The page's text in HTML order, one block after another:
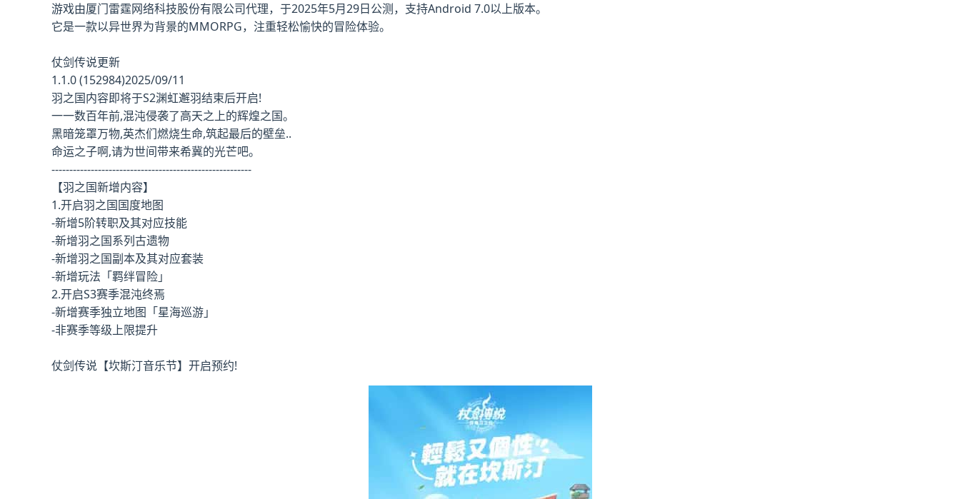
游戏由厦门雷霆网络科技股份有限公司代理，于2025年5月29日公测，支持Android 7.0以上版本。
它是一款以异世界为背景的MMORPG，注重轻松愉快的冒险体验。
仗剑传说更新
1.1.0 (152984)2025/09/11
羽之国内容即将于S2渊虹邂羽结束后开启!
一一数百年前,混沌侵袭了高天之上的辉煌之国。
黑暗笼罩万物,英杰们燃烧生命,筑起最后的壁垒..
命运之子啊,请为世间带来希冀的光芒吧。
--------------------------------------------------------
【羽之国新增内容】
1.开启羽之国国度地图
-新增5阶转职及其对应技能
-新增羽之国系列古遗物
-新增羽之国副本及其对应套装
-新增玩法「羁绊冒险」
2.开启S3赛季混沌终焉
-新增赛季独立地图「星海巡游」
-非赛季等级上限提升
仗剑传说【坎斯汀音乐节】开启预约!